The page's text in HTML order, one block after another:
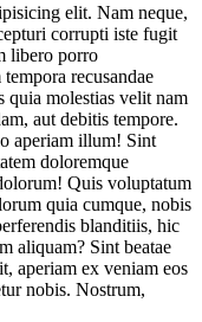
elit. Nam neque,
corrupti iste fugit
libero porro
recusandae
quia molestias velit nam
aut debitis tempore.
aperiam illum! Sint
doloremque
Quis voluptatum
quia cumque, nobis
blanditiis, hic
aliquam? Sint beatae
aperiam ex veniam eos
nobis. Nostrum,